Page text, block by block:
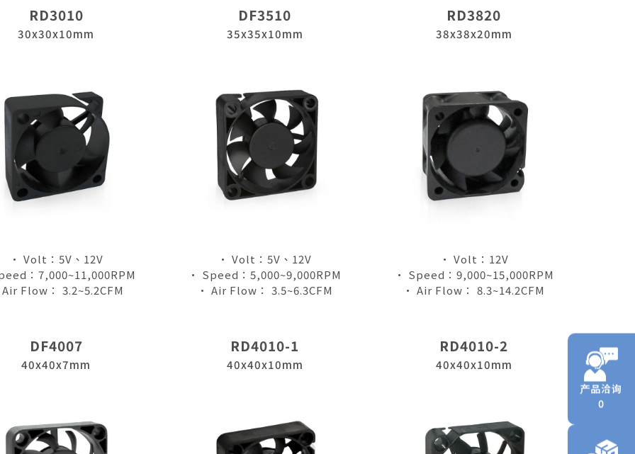
产品洽询
0
RD3010
30x30x10mm
• Volt：5V、12V
：7,000~11,000RPM
Flow： 3.2~5.2CFM
DF3510
35x35x10mm
• Volt：5V、12V
• Speed：5,000~9,000RPM
• Air Flow： 3.5~6.3CFM
RD3820
38x38x20mm
• Volt：12V
• Speed：9,000~15,000RPM
• Air Flow： 8.3~14.2CFM
DF4007
40x40x7mm
RD4010-1
40x40x10mm
RD4010-2
40x40x10mm